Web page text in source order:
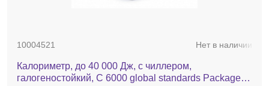
10004521 Нет в наличии
Калориметр, до 40 000 Дж, с чиллером,
галогеностойкий, C 6000 global standards Package